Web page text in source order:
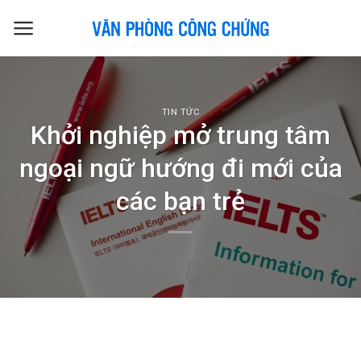
TIN TỨC
Khởi nghiệp mở trung tâm
ngoại ngữ hướng đi mới của
các bạn trẻ